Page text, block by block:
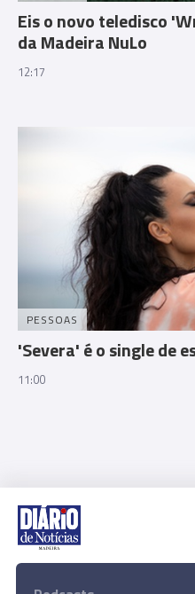
Eis o novo teledisco
da Madeira NuLo
12:17
PESSOAS
'Severa' é o single de
11:00
Rua Dr. Fernão de Ornelas, 56 -